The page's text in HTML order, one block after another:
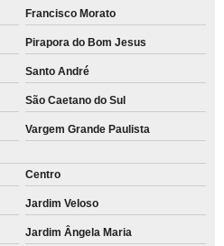
Francisco Morato
Pirapora do Bom Jesus
Santo André
São Caetano do Sul
Vargem Grande Paulista
Centro
Jardim Veloso
Jardim Ângela Maria